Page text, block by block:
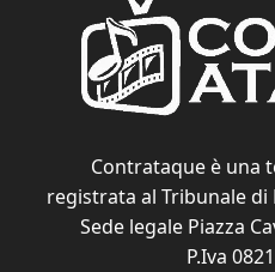
Contrataque è una
registrata al Tribunale di
Sede legale Piazza
P.Iva